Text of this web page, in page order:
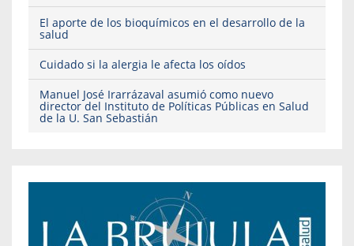
El aporte de los bioquímicos en el desarrollo de la
salud
Cuidado si la alergia le afecta los oídos
Manuel José Irarrázaval asumió como nuevo
director del Instituto de Políticas Públicas en Salud
de la U. San Sebastián